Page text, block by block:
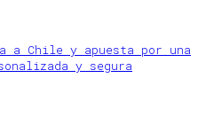
a Chile y apuesta por una
y segura